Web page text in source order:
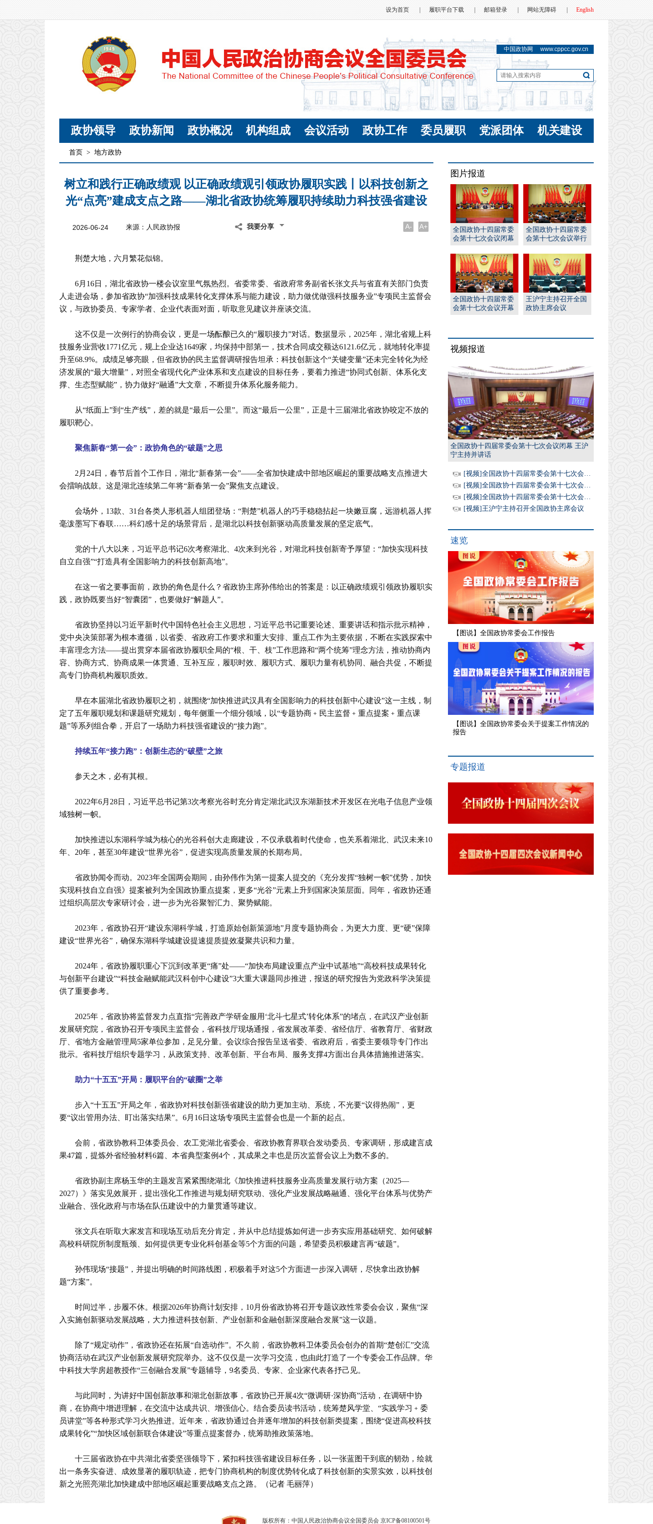
设为首页 履职平台下载 | 邮箱登录 网站无障碍 | English
中国政协网 www.cppcc.gov.cn
政协领导 政协新闻 政协概况 机构组成 会议活动 政协工作 委员履职 党派团体 机关建设
首页 > 地方政协
树立和践行正确政绩观 以正确政绩观引领政协履职实践丨以科技创新之
光“点亮”建成支点之路——湖北省政协统筹履职持续助力科技强省建设
2026-06-24 来源： 人民政协报 我要分享 A- A+
荆楚大地，六月繁花似锦。
6月16日，湖北省政协一楼会议室里气氛热烈。省委常委、省政府常务副省长张文兵与省直有关部门负责
人走进会场，参加省政协“加强科技成果转化支撑体系与能力建设，助力做优做强科技服务业”专项民主监督会
议，与政协委员、专家学者、企业代表面对面，听取意见建议并座谈交流。
这不仅是一次例行的协商会议，更是一场酝酿已久的“履职接力”对话。数据显示，2025年，湖北省规上科
技服务业营收1771亿元，规上企业达1649家，均保持中部第一，技术合同成交额达6121.6亿元，就地转化率提
升至68.9%。成绩足够亮眼，但省政协的民主监督调研报告坦承：科技创新这个“关键变量”还未完全转化为经
济发展的“最大增量”，对照全省现代化产业体系和支点建设的目标任务，要着力推进“协同式创新、体系化支
撑、生态型赋能”，协力做好“融通”大文章，不断提升体系化服务能力。
从“纸面上”到“生产线”，差的就是“最后一公里”。而这“最后一公里”，正是十三届湖北省政协咬定不放的
履职靶心。
聚焦新春“第一会”：政协角色的“破题”之思
2月24日，春节后首个工作日，湖北“新春第一会”——全省加快建成中部地区崛起的重要战略支点推进大
会擂响战鼓。这是湖北连续第二年将“新春第一会”聚焦支点建设。
会场外，13款、31台各类人形机器人组团登场：“荆楚”机器人的巧手稳稳拈起一块嫩豆腐，远游机器人挥
毫泼墨写下春联……科幻感十足的场景背后，是湖北以科技创新驱动高质量发展的坚定底气。
党的十八大以来，习近平总书记6次考察湖北、4次来到光谷，对湖北科技创新寄予厚望：“加快实现科技
自立自强”“打造具有全国影响力的科技创新高地”。
在这一省之要事面前，政协的角色是什么？省政协主席孙伟给出的答案是：以正确政绩观引领政协履职实
践，政协既要当好“智囊团”，也要做好“解题人”。
省政协坚持以习近平新时代中国特色社会主义思想，习近平总书记重要论述、重要讲话和指示批示精神，
党中央决策部署为根本遵循，以省委、省政府工作要求和重大安排、重点工作为主要依据，不断在实践探索中
丰富理念方法——提出贯穿本届省政协履职全局的“根、干、枝”工作思路和“两个统筹”理念方法，推动协商内
容、协商方式、协商成果一体贯通、互补互应，履职时效、履职方式、履职力量有机协同、融合共促，不断提
高专门协商机构履职质效。
早在本届湖北省政协履职之初，就围绕“加快推进武汉具有全国影响力的科技创新中心建设”这一主线，制
定了五年履职规划和课题研究规划，每年侧重一个细分领域，以“专题协商﹢民主监督﹢重点提案﹢重点课
题”等系列组合拳，开启了一场助力科技强省建设的“接力跑”。
持续五年“接力跑”：创新生态的“破壁”之旅
参天之木，必有其根。
2022年6月28日，习近平总书记第3次考察光谷时充分肯定湖北武汉东湖新技术开发区在光电子信息产业领
域独树一帜。
加快推进以东湖科学城为核心的光谷科创大走廊建设，不仅承载着时代使命，也关系着湖北、武汉未来10
年、20年，甚至30年建设“世界光谷”，促进实现高质量发展的长期布局。
省政协闻令而动。2023年全国两会期间，由孙伟作为第一提案人提交的《充分发挥“独树一帜”优势，加快
实现科技自立自强》提案被列为全国政协重点提案，更多“光谷”元素上升到国家决策层面。同年，省政协还通
过组织高层次专家研讨会，进一步为光谷聚智汇力、聚势赋能。
2023年，省政协召开“建设东湖科学城，打造原始创新策源地”月度专题协商会，为更大力度、更“硬”保障
建设“世界光谷”，确保东湖科学城建设提速提质提效凝聚共识和力量。
2024年，省政协履职重心下沉到改革更“痛”处——“加快布局建设重点产业中试基地”“高校科技成果转化
与创新平台建设”“科技金融赋能武汉科创中心建设”3大重大课题同步推进，报送的研究报告为党政科学决策提
供了重要参考。
2025年，省政协将监督发力点直指“完善政产学研金服用‘北斗七星式’转化体系”的堵点，在武汉产业创新
发展研究院，省政协召开专项民主监督会，省科技厅现场通报，省发展改革委、省经信厅、省教育厅、省财政
厅、省地方金融管理局5家单位参加，足见分量。会议综合报告呈送省委、省政府后，省委主要领导专门作出
批示。省科技厅组织专题学习，从政策支持、改革创新、平台布局、服务支撑4方面出台具体措施推进落实。
助力“十五五”开局：履职平台的“破圈”之举
步入“十五五”开局之年，省政协对科技创新强省建设的助力更加主动、系统，不光要“议得热闹”，更
要“议出管用办法、盯出落实结果”。6月16日这场专项民主监督会也是一个新的起点。
会前，省政协教科卫体委员会、农工党湖北省委会、省政协教育界联合发动委员、专家调研，形成建言成
果47篇，提炼外省经验材料6篇、本省典型案例4个，其成果之丰也是历次监督会议上为数不多的。
省政协副主席杨玉华的主题发言紧紧围绕湖北《加快推进科技服务业高质量发展行动方案（2025—
2027）》落实见效展开，提出强化工作推进与规划研究联动、强化产业发展战略融通、强化平台体系与优势产
业融合、强化政府与市场在队伍建设中的力量贯通等建议。
张文兵在听取大家发言和现场互动后充分肯定，并从中总结提炼如何进一步夯实应用基础研究、如何破解
高校科研院所制度瓶颈、如何提供更专业化科创基金等5个方面的问题，希望委员积极建言再“破题”。
孙伟现场“接题”，并提出明确的时间路线图，积极着手对这5个方面进一步深入调研，尽快拿出政协解
题“方案”。
时间过半，步履不休。根据2026年协商计划安排，10月份省政协将召开专题议政性常委会会议，聚焦“深
入实施创新驱动发展战略，大力推进科技创新、产业创新和金融创新深度融合发展”这一议题。
除了“规定动作”，省政协还在拓展“自选动作”。不久前，省政协教科卫体委员会创办的首期“楚创汇”交流
协商活动在武汉产业创新发展研究院举办。这不仅仅是一次学习交流，也由此打造了一个专委会工作品牌。华
中科技大学房超教授作“三创融合发展”专题辅导，9名委员、专家、企业家代表各抒己见。
与此同时，为讲好中国创新故事和湖北创新故事，省政协已开展4次“微调研·深协商”活动，在调研中协
商，在协商中增进理解，在交流中达成共识、增强信心。结合委员读书活动，统筹楚风学堂、“实践学习﹢委
员讲堂”等各种形式学习火热推进。近年来，省政协通过合并逐年增加的科技创新类提案，围绕“促进高校科技
成果转化”“加快区域创新联合体建设”等重点提案督办，统筹助推政策落地。
十三届省政协在中共湖北省委坚强领导下，紧扣科技强省建设目标任务，以一张蓝图干到底的韧劲，绘就
出一条务实奋进、成效显著的履职轨迹，把专门协商机构的制度优势转化成了科技创新的实景实效，以科技创
新之光照亮湖北加快建成中部地区崛起重要战略支点之路。（记者 毛丽萍）
图片报道
全国政协十四届常委
会第十七次会议闭幕
全国政协十四届常委
会第十七次会议举行
全国政协十四届常委
会第十七次会议开幕
王沪宁主持召开全国
政协主席会议
视频报道
全国政协十四届常委会第十七次会议闭幕 王沪
宁主持并讲话
[视频]全国政协十四届常委会第十七次会议闭幕 王沪宁主持并讲话
[视频]全国政协十四届常委会第十七次会议举行全体会议 围绕“坚持高质量发展，推动经济持续健康发展和社会全面进步”进行大会发言 王沪宁出席
[视频]全国政协十四届常委会第十七次会议开幕 王沪宁主持 丁薛祥作报告
[视频]王沪宁主持召开全国政协主席会议
速览
【图说】全国政协常委会工作报告
【图说】全国政协常委会关于提案工作情况的
报告
专题报道
版权所有：中国人民政治协商会议全国委员会 京ICP备08100501号